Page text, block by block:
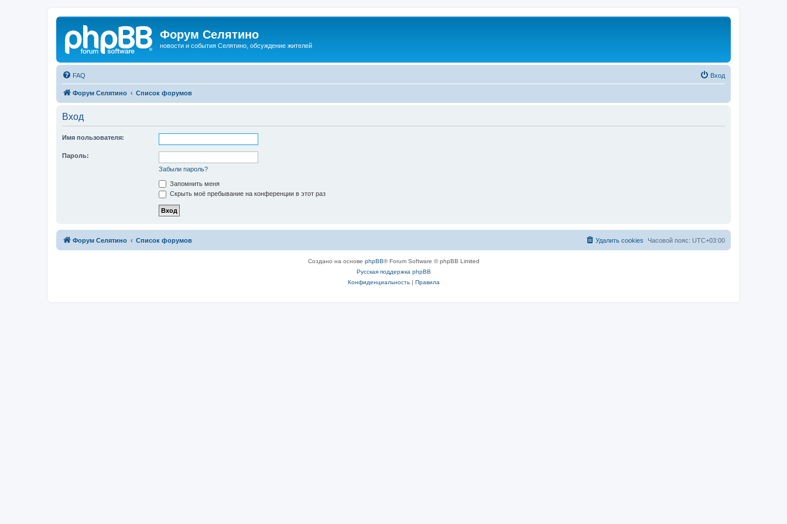
Форум Селятино
новости и события Селятино, обсуждение жителей
FAQ Вход
Форум Селятино Список форумов
Вход
Имя пользователя:
Пароль:
Забыли пароль?
Запомнить меня
Скрыть моё пребывание на конференции в этот раз
Форум Селятино Список форумов Часовой пояс: UTC+03:00
Удалить cookies
Создано на основе phpBB® Forum Software © phpBB Limited
Русская поддержка phpBB
Конфиденциальность| Правила